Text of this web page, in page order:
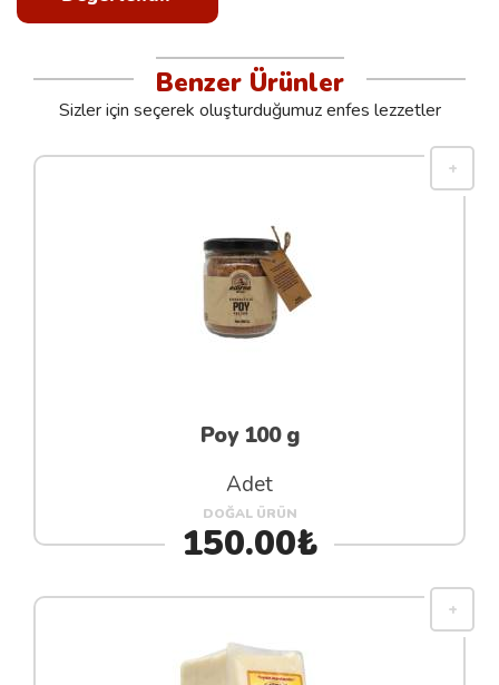
Benzer Ürünler
Sizler için seçerek oluşturduğumuz enfes lezzetler
Poy 100 g
Adet
DOĞAL ÜRÜN
150.00₺